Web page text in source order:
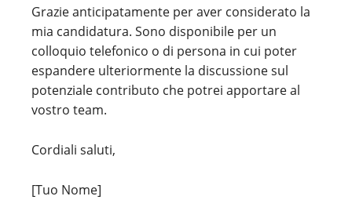
Grazie anticipatamente per aver considerato la
mia candidatura. Sono disponibile per un
colloquio telefonico o di persona in cui poter
espandere ulteriormente la discussione sul
potenziale contributo che potrei apportare al
vostro team.
Cordiali saluti,
[Tuo Nome]